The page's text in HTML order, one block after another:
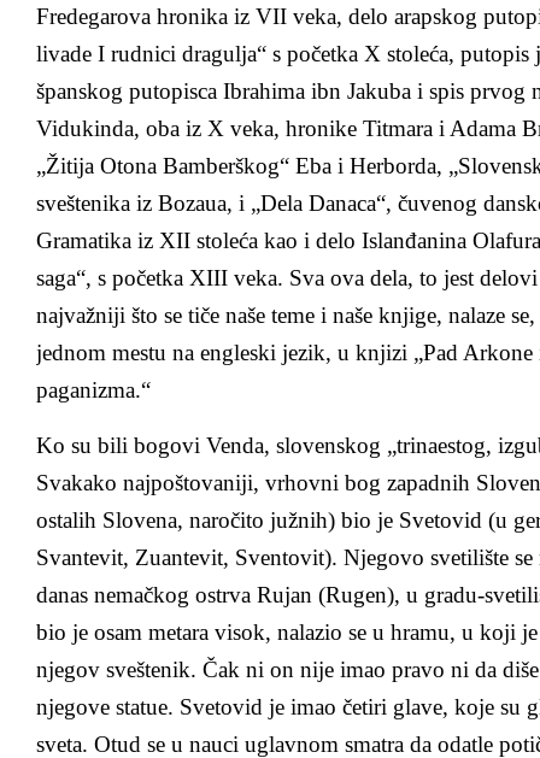
Fredegarova hronika iz VII veka, delo arapskog
livade I rudnici dragulja“ s početka X stoleća, putopis
španskog putopisca Ibrahima ibn Jakuba i spis prvog
Vidukinda, oba iz X veka, hronike Titmara i Adama
„Žitija Otona Bamberškog“ Eba i Herborda,
sveštenika iz Bozaua, i „Dela Danaca“, čuvenog
Gramatika iz XII stoleća kao i delo Islanđanina
saga“, s početka XIII veka. Sva ova dela, to jest
najvažniji što se tiče naše teme i naše knjige, nalaze
jednom mestu na engleski jezik, u knjizi „Pad
paganizma.“
Ko su bili bogovi Venda, slovenskog „trinaestog,
Svakako najpoštovaniji, vrhovni bog zapadnih
ostalih Slovena, naročito južnih) bio je Svetovid (u
Svantevit, Zuantevit, Sventovit). Njegovo svetilište se
danas nemačkog ostrva Rujan (Rugen), u gradu-
bio je osam metara visok, nalazio se u hramu, u koji
njegov sveštenik. Čak ni on nije imao pravo ni da
njegove statue. Svetovid je imao četiri glave, koje su
sveta. Otud se u nauci uglavnom smatra da odatle